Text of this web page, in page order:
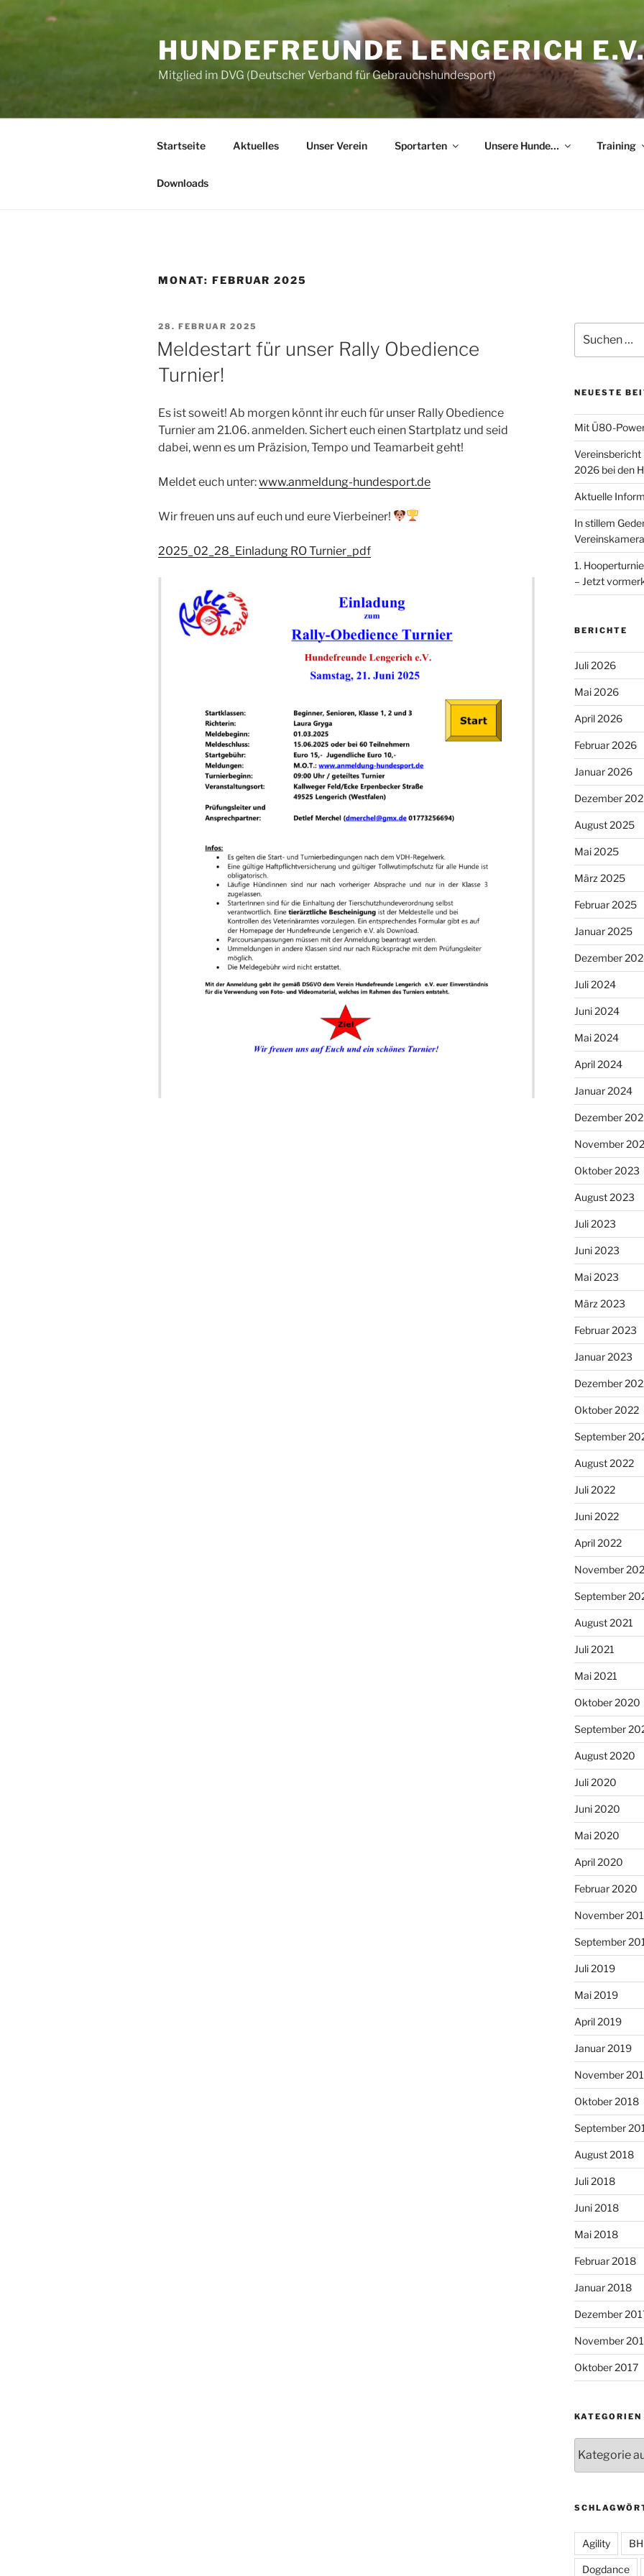
springen
HUNDEFREUNDE LENGERICH
Mitglied im DVG (Deutscher Verband für Gebrauchshundesport)
Startseite Aktuelles Unser Verein Sportarten Unsere Hunde… Training
Downloads
MONAT: FEBRUAR 2025
VERÖFFENTLICHT
AM
28. FEBRUAR 2025
Meldestart für unser Rally Obedience
Turnier!
Es ist soweit! Ab morgen könnt ihr euch für unser Rally Obedience
Turnier am 21.06. anmelden. Sichert euch einen Startplatz und seid
dabei, wenn es um Präzision, Tempo und Teamarbeit geht!
Meldet euch unter:www.anmeldung-hundesport.de
Wir freuen uns auf euch und eure Vierbeiner!
2025_02_28_Einladung RO Turnier_pdf
nach:
NEUESTE
Mit Ü80-
Vereinsbericht
2026 bei den
Aktuelle
In stillem
1.
– Jetzt
BERICHTE
Juli 2026
Mai 2026
April 2026
Februar 2026
Januar 2026
Dezember
August 2025
Mai 2025
März 2025
Februar 2025
Januar 2025
Dezember
Juli 2024
Juni 2024
Mai 2024
April 2024
Januar 2024
Dezember
November
Oktober 2023
August 2023
Juli 2023
Juni 2023
Mai 2023
März 2023
Februar 2023
Januar 2023
Dezember
Oktober 2022
September
August 2022
Juli 2022
Juni 2022
April 2022
November
September
August 2021
Juli 2021
Mai 2021
Oktober 2020
September
August 2020
Juli 2020
Juni 2020
Mai 2020
April 2020
Februar 2020
November
September
Juli 2019
Mai 2019
April 2019
Januar 2019
November
Oktober 2018
September
August 2018
Juli 2018
Juni 2018
Mai 2018
Februar 2018
Januar 2018
Dezember
November
Oktober 2017
KATEGORIEN
Agility BH
Dogdance